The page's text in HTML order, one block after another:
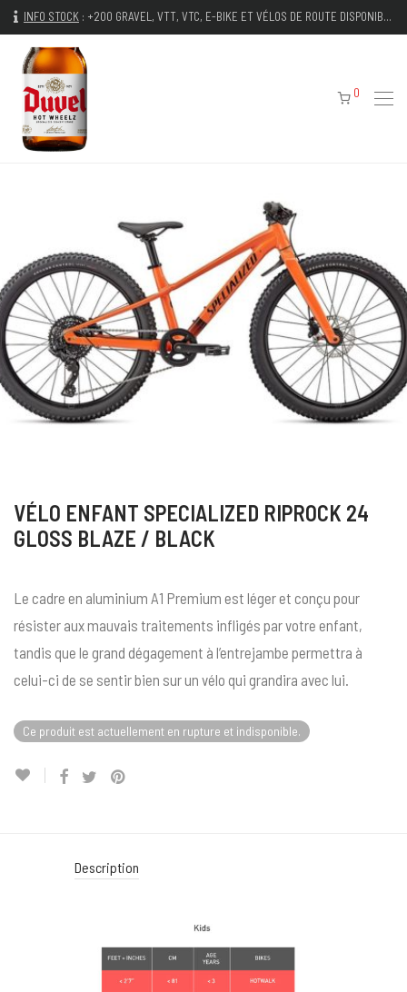
INFO STOCK : +200 GRAVEL, VTT, VTC, E-BIKE ET VÉLOS DE ROUTE DISPONIBLES IMMÉDIATEMENT
0
VÉLO ENFANT SPECIALIZED RIPROCK 24
GLOSS BLAZE / BLACK
Le cadre en aluminium A1 Premium est léger et conçu pour
résister aux mauvais traitements infligés par votre enfant,
tandis que le grand dégagement à l’entrejambe permettra à
celui-ci de se sentir bien sur un vélo qui grandira avec lui.
Ce produit est actuellement en rupture et indisponible.
Description